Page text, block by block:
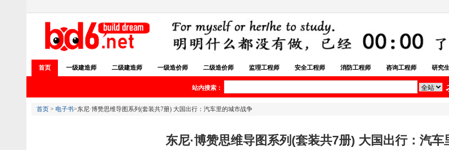
首页 一级建造师 二级建造师 一级造价师 二级造价师 监理工程师 安全工程师 消防工程师 咨询工程师 研究
站内搜索：
首页 > 电子书>东尼·博赞思维导图系列(套装共7册) 大国出行：汽车里的城市战争
东尼·博赞思维导图系列(套装共7册) 大国出行：汽车